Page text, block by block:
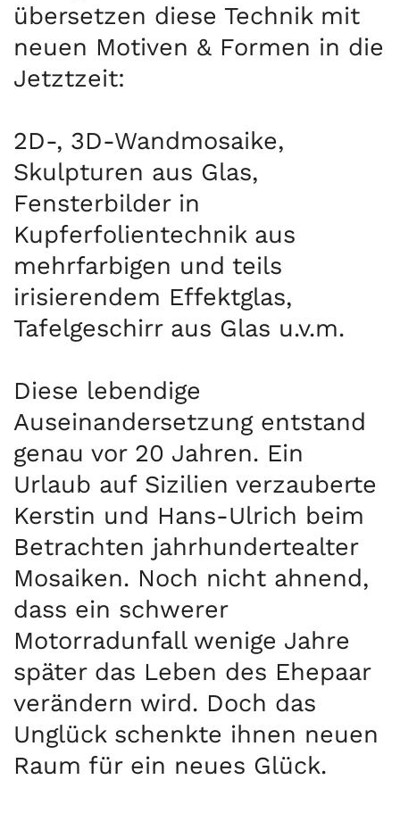
übersetzen diese Technik mit
neuen Motiven & Formen in die
Jetztzeit:
2D-, 3D-Wandmosaike,
Skulpturen aus Glas,
Fensterbilder in
Kupferfolientechnik aus
mehrfarbigen und teils
irisierendem Effektglas,
Tafelgeschirr aus Glas u.v.m.
Diese lebendige
Auseinandersetzung entstand
genau vor 20 Jahren. Ein
Urlaub auf Sizilien verzauberte
Kerstin und Hans-Ulrich beim
Betrachten jahrhundertealter
Mosaiken. Noch nicht ahnend,
dass ein schwerer
Motorradunfall wenige Jahre
später das Leben des Ehepaar
verändern wird. Doch das
Unglück schenkte ihnen neuen
Raum für ein neues Glück.